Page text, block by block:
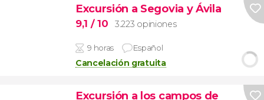
Excursión a Segovia y Ávila
9,1 / 10 3.223 opiniones
9 horas Español
Cancelación gratuita
Excursión a los campos de